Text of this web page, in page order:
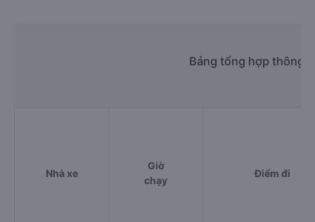
Bảng tổng hợp thông
Nhà xe
Giờ
chạy
Điểm đi